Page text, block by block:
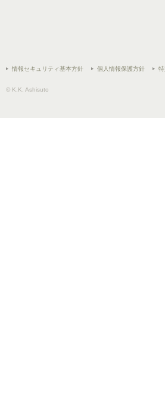
情報セキュリティ基本方針 個人情報保護方針
© K.K. Ashisuto